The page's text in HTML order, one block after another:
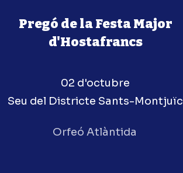
Pregó de la Festa Major
d'Hostafrancs
02 d'octubre
Seu del Districte Sants-Montjuïc
Orfeó Atlàntida